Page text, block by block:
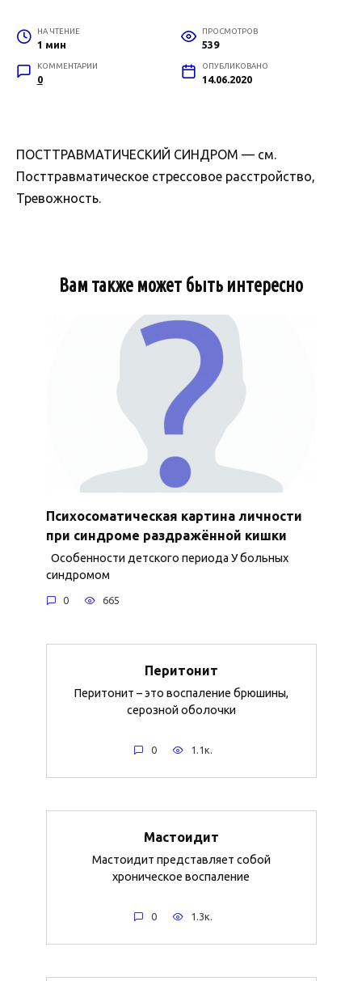
НА ЧТЕНИЕ
1 мин
ПРОСМОТРОВ
539
КОММЕНТАРИИ
0
ОПУБЛИКОВАНО
14.06.2020
ПОСТТРАВМАТИЧЕСКИЙ СИНДРОМ — см.
Посттравматическое стрессовое расстройство,
Тревожность.
Вам также может быть интересно
Психосоматическая картина личности
при синдроме раздражённой кишки
Особенности детского периода У больных
синдромом
0 665
Перитонит
Перитонит – это воспаление брюшины,
серозной оболочки
0 1.1к.
Мастоидит
Мастоидит представляет собой
хроническое воспаление
0 1.3к.